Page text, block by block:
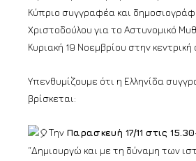
Κύπριο συγγραφέα και
Χριστοδούλου για το Αστυνομικό
Κυριακή 19 Νοεμβρίου στην κεντρική
Υπενθυμίζουμε ότι η Ελληνίδα
βρίσκεται:
Την Παρασκευή 17/11 στις
“Δημιουργώ και με τη δύναμη των